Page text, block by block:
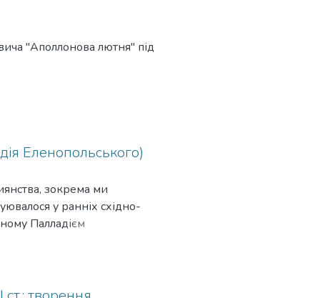
"Аполлонова лютня" під
Еленопольського)
зокрема ми
у ранніх східно-
Палладієм
запозичені з різних
бути
«Лавсаїка» були